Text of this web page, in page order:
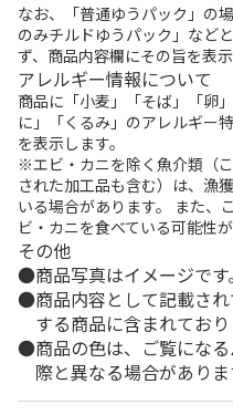
なお、「普通ゆうパック」の
のみチルドゆうパック」など
ず、商品内容欄にその旨を表示
アレルギー情報について
商品に「小麦」「そば」「卵
に」「くるみ」のアレルギー
を表示します。
※エビ・カニを除く魚介類（
された加工品も含む）は、漁
いる場合があります。 また、
ビ・カニを食べている可能性が
その他
商品写真はイメージです。
商品内容として記載さ
する商品に含まれており
商品の色は、ご覧にな
際と異なる場合がありま